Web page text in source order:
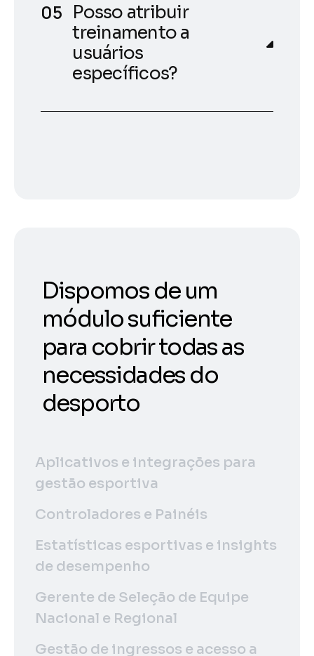
Posso atribuir
treinamento a
usuários
específicos?
Dispomos de um
módulo suficiente
para cobrir todas as
necessidades do
desporto
Aplicativos e integrações para
gestão esportiva
Controladores e Painéis
Estatísticas esportivas e insights
de desempenho
Gerente de Seleção de Equipe
Nacional e Regional
Gestão de ingressos e acesso a